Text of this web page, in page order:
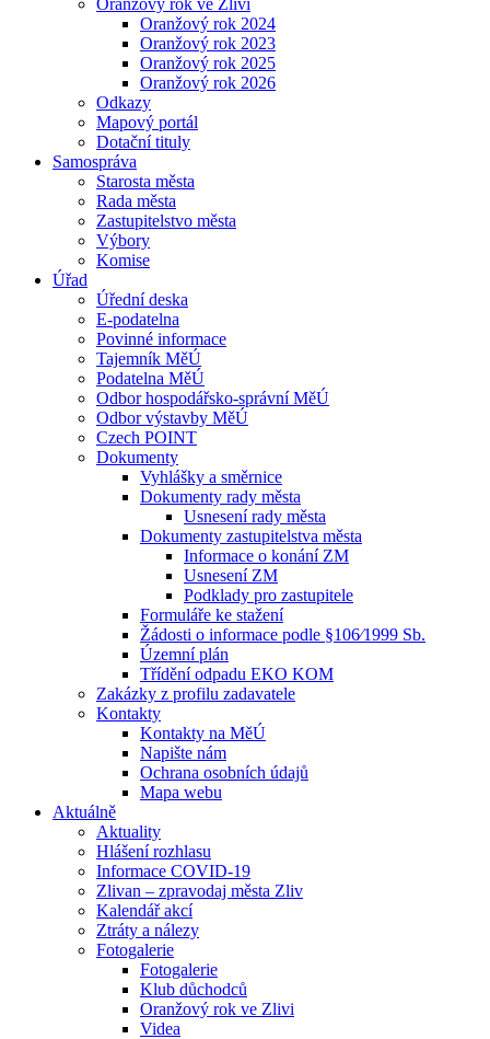
Oranžový rok ve Zlivi
Oranžový rok 2024
Oranžový rok 2023
Oranžový rok 2025
Oranžový rok 2026
Odkazy
Mapový portál
Dotační tituly
Samospráva
Starosta města
Rada města
Zastupitelstvo města
Výbory
Komise
Úřad
Úřední deska
E-podatelna
Povinné informace
Tajemník MěÚ
Podatelna MěÚ
Odbor hospodářsko-správní MěÚ
Odbor výstavby MěÚ
Czech POINT
Dokumenty
Vyhlášky a směrnice
Dokumenty rady města
Usnesení rady města
Dokumenty zastupitelstva města
Informace o konání ZM
Usnesení ZM
Podklady pro zastupitele
Formuláře ke stažení
Žádosti o informace podle §106⁄1999 Sb.
Územní plán
Třídění odpadu EKO KOM
Zakázky z profilu zadavatele
Kontakty
Kontakty na MěÚ
Napište nám
Ochrana osobních údajů
Mapa webu
Aktuálně
Aktuality
Hlášení rozhlasu
Informace COVID-19
Zlivan – zpravodaj města Zliv
Kalendář akcí
Ztráty a nálezy
Fotogalerie
Fotogalerie
Klub důchodců
Oranžový rok ve Zlivi
Videa